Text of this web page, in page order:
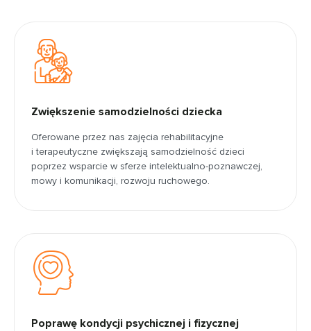
Zwiększenie samodzielności dziecka
Oferowane przez nas zajęcia rehabilitacyjne
i terapeutyczne zwiększają samodzielność dzieci
poprzez wsparcie w sferze intelektualno-poznawczej,
mowy i komunikacji, rozwoju ruchowego.
Poprawę kondycji psychicznej i fizycznej